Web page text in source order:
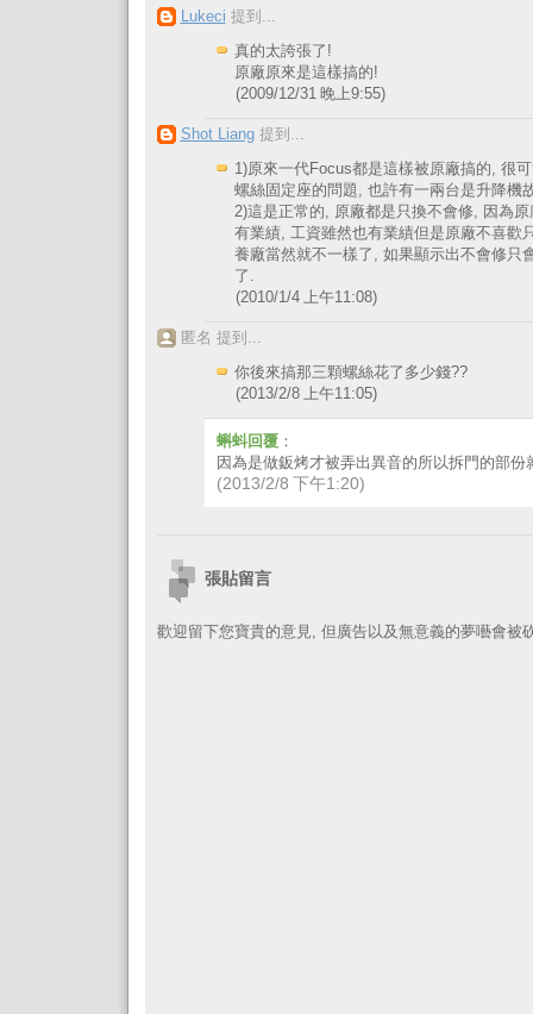
Lukeci 提到...
真的太誇張了!
原廠原來是這樣搞的!
(2009/12/31 晚上9:55)
Shot Liang提到...
1)原來一代Focus都是這樣被原廠搞的, 很
螺絲固定座的問題, 也許有一兩台是升降機
2)這是正常的, 原廠都是只換不會修, 因為
有業績, 工資雖然也有業績但是原廠不喜歡
養廠當然就不一樣了, 如果顯示出不會修只
了.
(2010/1/4 上午11:08)
匿名 提到...
你後來搞那三顆螺絲花了多少錢??
(2013/2/8 上午11:05)
蝌蚪回覆：
因為是做鈑烤才被弄出異音的所以拆門的部份
(2013/2/8 下午1:20)
張貼留言
歡迎留下您寶貴的意見, 但廣告以及無意義的夢囈會被